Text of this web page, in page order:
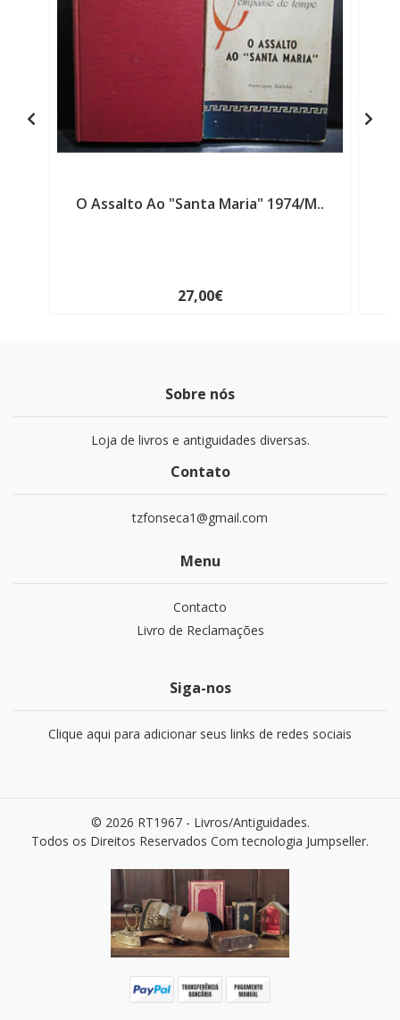
O Assalto Ao "Santa Maria" 1974/M..
27,00€
Sobre nós
Loja de livros e antiguidades diversas.
Contato
tzfonseca1@gmail.com
Menu
Contacto
Livro de Reclamações
Siga-nos
Clique aqui para adicionar seus links de redes sociais
© 2026 RT1967 - Livros/Antiguidades.
Todos os Direitos Reservados Com tecnologia Jumpseller.